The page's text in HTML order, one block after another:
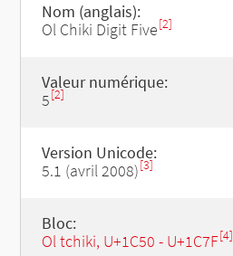
Nom (anglais):
Ol Chiki Digit Five[2]
Valeur numérique:
5[2]
Version Unicode:
5.1 (avril 2008)[3]
Bloc:
Ol tchiki, U+1C50 - U+1C7F[4]